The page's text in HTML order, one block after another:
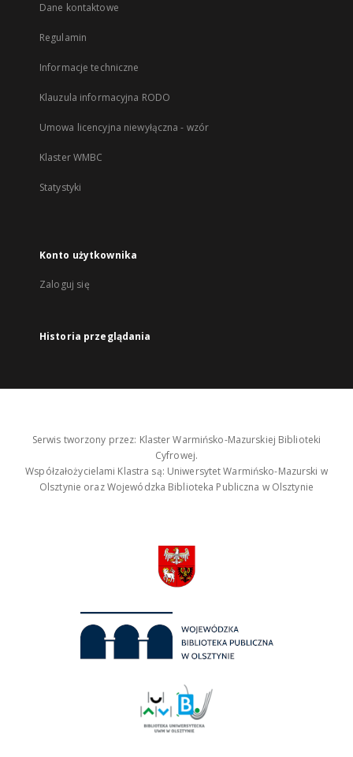
Dane kontaktowe
Regulamin
Informacje techniczne
Klauzula informacyjna RODO
Umowa licencyjna niewyłączna - wzór
Klaster WMBC
Statystyki
Konto użytkownika
Zaloguj się
Historia przeglądania
Serwis tworzony przez: Klaster Warmińsko-Mazurskiej Biblioteki
Cyfrowej.
Współzałożycielami Klastra są: Uniwersytet Warmińsko-Mazurski w
Olsztynie oraz Wojewódzka Biblioteka Publiczna w Olsztynie